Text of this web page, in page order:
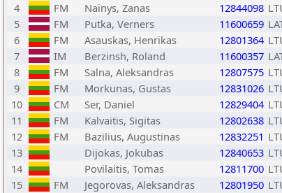
4
FM Nainys, Zanas 12844098
5
FM Putka, Verners 11600659
6
FM Asauskas, Henrikas 12801364
7
IM Berzinsh, Roland 11600357
8
FM Salna, Aleksandras 12807575
9
FM Morkunas, Gustas 12831026
10
CM Ser, Daniel 12829404
11
FM Kalvaitis, Sigitas 12802638
12
FM Bazilius, Augustinas 12832251
13
Dijokas, Jokubas 12840653
14
Povilaitis, Tomas 12811700
15
FM Jegorovas, Aleksandras 12801950